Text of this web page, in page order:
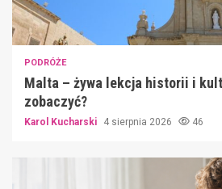
PODRÓŻE
Malta – żywa lekcja historii i
zobaczyć?
Karol Kucharski 4 sierpnia 2026 46